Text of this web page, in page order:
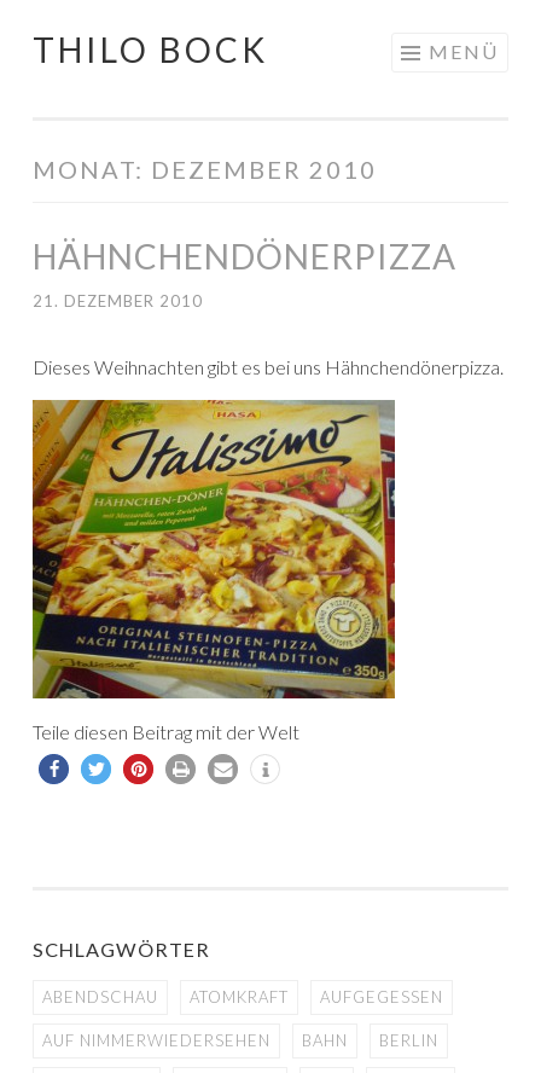
Springe
THILO BOCK MENÜ
MONAT: DEZEMBER 2010
HÄHNCHENDÖNERPIZZA
21. DEZEMBER 2010
Dieses Weihnachten gibt es bei uns Hähnchendönerpizza.
Teile diesen Beitrag mit der Welt
SCHLAGWÖRTER
ABENDSCHAU ATOMKRAFT AUFGEGESSEN
AUF NIMMERWIEDERSEHEN BAHN BERLIN